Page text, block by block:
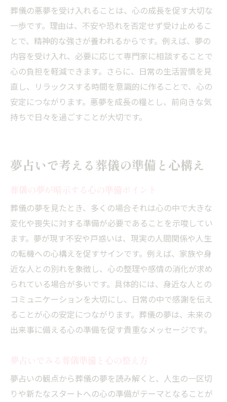
葬儀の悪夢を受け入れることは、心の成長を促す大切な
一歩です。理由は、不安や恐れを否定せず受け止めるこ
とで、精神的な強さが養われるからです。例えば、夢の
内容を受け入れ、必要に応じて専門家に相談することで
心の負担を軽減できます。さらに、日常の生活習慣を見
直し、リラックスする時間を意識的に作ることで、心の
安定につながります。悪夢を成長の糧とし、前向きな気
持ちで日々を過ごすことが大切です。
夢占いで考える葬儀の準備と心構え
葬儀の夢を見たとき、多くの場合それは心の中で大きな
変化や喪失に対する準備が必要であることを示唆してい
ます。夢が現す不安や戸惑いは、現実の人間関係や人生
の転機への心構えを促すサインです。例えば、家族や身
近な人との別れを象徴し、心の整理や感情の消化が求め
られている場合が多いです。具体的には、身近な人との
コミュニケーションを大切にし、日常の中で感謝を伝え
ることが心の安定につながります。葬儀の夢は、未来の
出来事に備える心の準備を促す貴重なメッセージです。
夢占いの観点から葬儀の夢を読み解くと、人生の一区切
りや新たなスタートへの心の準備がテーマとなることが